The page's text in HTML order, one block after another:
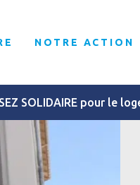
NOTRE ACTION
SOLIDAIRE pour le